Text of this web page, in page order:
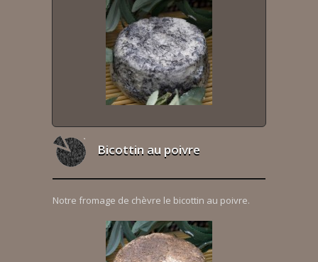
Bicottin au poivre
Notre fromage de chèvre le bicottin au poivre.